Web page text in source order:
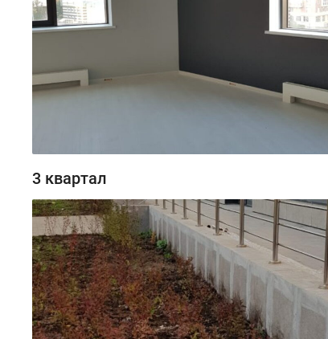
3 квартал